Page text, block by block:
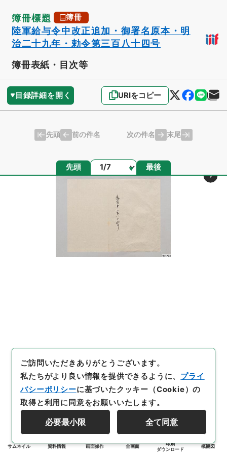
簿冊標題 簿冊
陸軍給与令中改正追加・御署名原本・明
治二十九年・勅令第三百八十四号
簿冊表紙・目次等
目録詳細を開く URIをコピー
先頭 前の件名 次の件名 末尾
先頭 ページ 最後
サムネイル 資料情報 画面操作 全画面
印刷
ダウンロード
概観図
ご訪問いただきありがとうございます。
私たちがより良い情報を提供できるように、 プライ
バシーポリシーに基づいたクッキー（Cookie）の
取得と利用に同意をお願いいたします。
必要最小限 全て同意